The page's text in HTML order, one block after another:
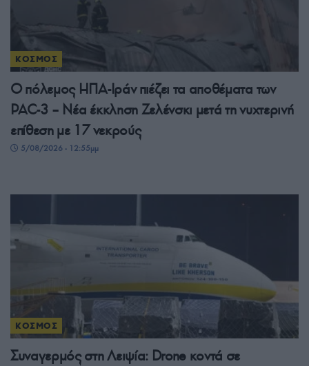
ΚΟΣΜΟΣ
Ο πόλεμος ΗΠΑ-Ιράν πιέζει τα αποθέματα των
PAC-3 – Νέα έκκληση Ζελένσκι μετά τη νυχτερινή
επίθεση με 17 νεκρούς
5/08/2026 - 12:55μμ
ΚΟΣΜΟΣ
Συναγερμός στη Λειψία: Drone κοντά σε